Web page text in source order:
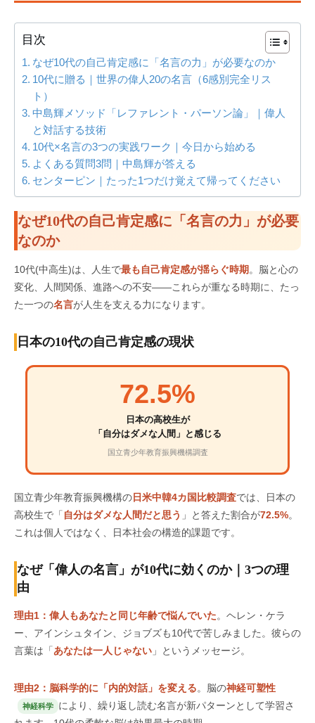
目次
なぜ10代の自己肯定感に「名言の力」が必要なのか
10代に贈る｜世界の偉人20の名言（6感別完全リス
ト）
中島輝メソッド「レファレント・パーソン論」｜偉人
と対話する技術
10代×名言の3つの実践ワーク｜今日から始める
よくある質問3問｜中島輝が答える
センターピン｜たった1つだけ覚えて帰ってください
なぜ10代の自己肯定感に「名言の力」が必要
なのか
10代(中高生)は、人生で最も自己肯定感が揺らぐ時期 。脳と心の
変化、人間関係、進路への不安——これらが重なる時期に、たっ
た一つの名言が人生を支える力になります。
日本の10代の自己肯定感の現状
72.5%
日本の高校生が
「自分はダメな人間」と感じる
国立青少年教育振興機構調査
国立青少年教育振興機構の日米中韓4カ国比較調査では、日本の
高校生で「 自分はダメな人間だと思う 」と答えた割合が72.5%。
これは個人ではなく、日本社会の構造的課題です。
なぜ「偉人の名言」が10代に効くのか｜3つの理
由
理由1：偉人もあなたと同じ年齢で悩んでいた。ヘレン・ケラ
ー、アインシュタイン、ジョブズも10代で苦しみました。彼らの
言葉は「 あなたは一人じゃない 」というメッセージ。
理由2：脳科学的に「内的対話」を変える。脳の神経可塑性
神経科学
により、繰り返し読む名言が新パターンとして学習さ